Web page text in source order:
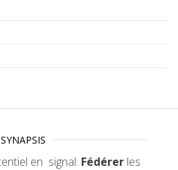
SYNAPSIS
en signal. Fédérer les